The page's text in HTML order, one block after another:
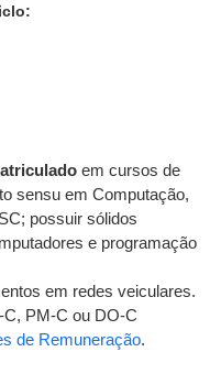
em cursos de
sensu em Computação,
possuir sólidos
e programação
em redes veiculares.
PM-C ou DO-C
de Remuneração.